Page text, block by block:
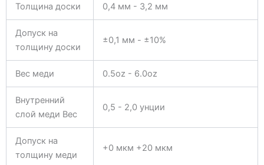
Толщина доски 0,4 мм - 3,2 мм
Допуск на
толщину доски
±0,1 мм - ±10%
Вес меди 0.5oz - 6.0oz
Внутренний
слой меди Вес
0,5 - 2,0 унции
Допуск на
толщину меди
+0 мкм +20 мкм